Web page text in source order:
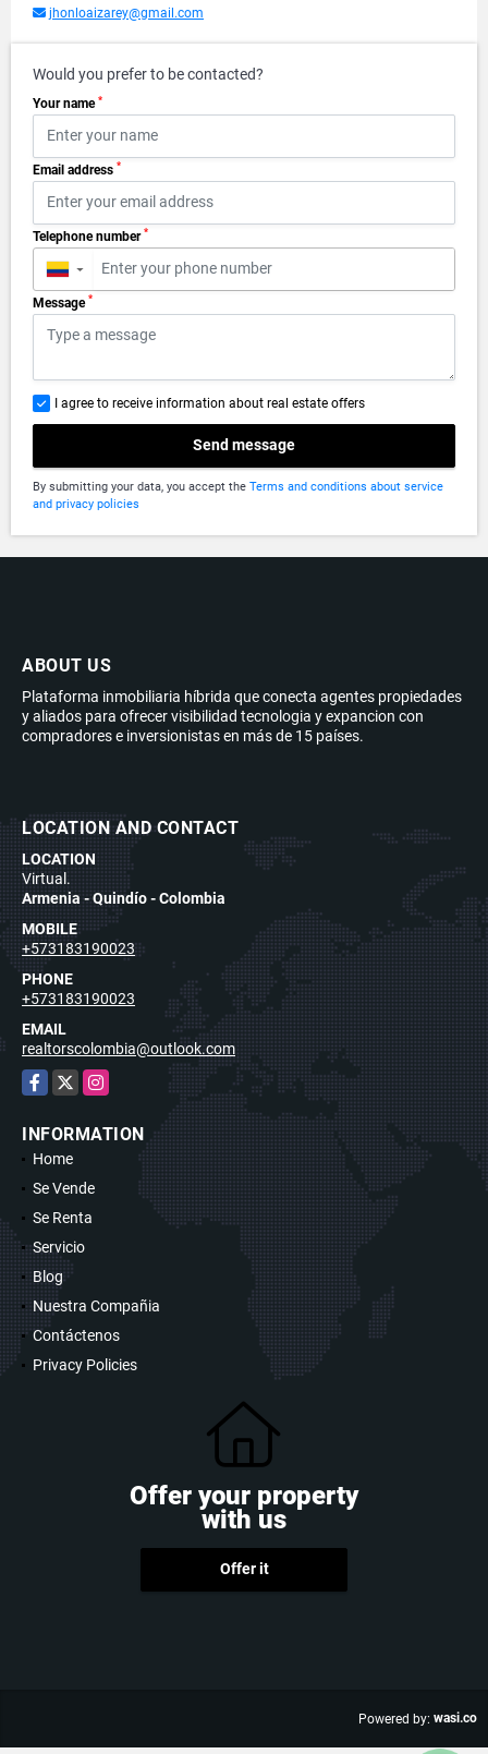
jhonloaizarey@gmail.com
Would you prefer to be contacted?
Your name *
Email address *
Telephone number *
▼
Message *
I agree to receive information about real estate offers
Send message
By submitting your data, you accept the Terms and conditions about service
and privacy policies
ABOUT US
Plataforma inmobiliaria híbrida que conecta agentes propiedades
y aliados para ofrecer visibilidad tecnologia y expancion con
compradores e inversionistas en más de 15 países.
LOCATION AND CONTACT
LOCATION
Virtual.
Armenia - Quindío - Colombia
MOBILE
+573183190023
PHONE
+573183190023
EMAIL
realtorscolombia@outlook.com
Facebook
X Instagram
INFORMATION
Home
Se Vende
Se Renta
Servicio
Blog
Nuestra Compañia
Contáctenos
Privacy Policies
Offer your property
with us
Offer it
Powered by: wasi.co